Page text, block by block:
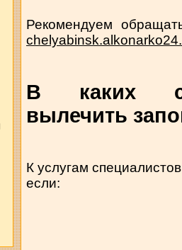
Рекомендуем
В каких
вылечить
К услугам
если: